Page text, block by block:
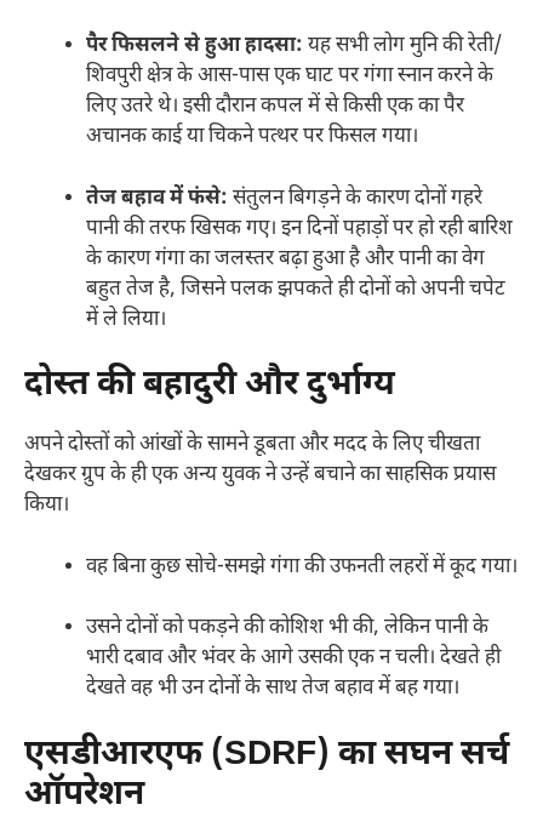
पैर फिसलने से हुआ हादसा: यह सभी लोग मुनि की रेती/
शिवपुरी क्षेत्र के आस-पास एक घाट पर गंगा स्नान करने के
लिए उतरे थे। इसी दौरान कपल में से किसी एक का पैर
अचानक काई या चिकने पत्थर पर फिसल गया।
तेज बहाव में फंसे: संतुलन बिगड़ने के कारण दोनों गहरे
पानी की तरफ खिसक गए। इन दिनों पहाड़ों पर हो रही बारिश
के कारण गंगा का जलस्तर बढ़ा हुआ है और पानी का वेग
बहुत तेज है, जिसने पलक झपकते ही दोनों को अपनी चपेट
में ले लिया।
दोस्त की बहादुरी और दुर्भाग्य
अपने दोस्तों को आंखों के सामने डूबता और मदद के लिए चीखता
देखकर ग्रुप के ही एक अन्य युवक ने उन्हें बचाने का साहसिक प्रयास
किया।
वह बिना कुछ सोचे-समझे गंगा की उफनती लहरों में कूद गया।
उसने दोनों को पकड़ने की कोशिश भी की, लेकिन पानी के
भारी दबाव और भंवर के आगे उसकी एक न चली। देखते ही
देखते वह भी उन दोनों के साथ तेज बहाव में बह गया।
एसडीआरएफ (SDRF) का सघन सर्च
ऑपरेशन